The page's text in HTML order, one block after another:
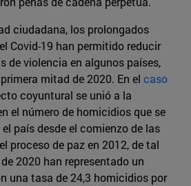
ciudadana, los prolongados
Covid-19 han permitido reducir
de violencia en algunos países,
mitad de 2020. En el caso
coyuntural se unió a la
el número de homicidios que se
país desde el comienzo de las
proceso de paz en 2012, de tal
2020 han representado un
una tasa de 24,3 homicidios por